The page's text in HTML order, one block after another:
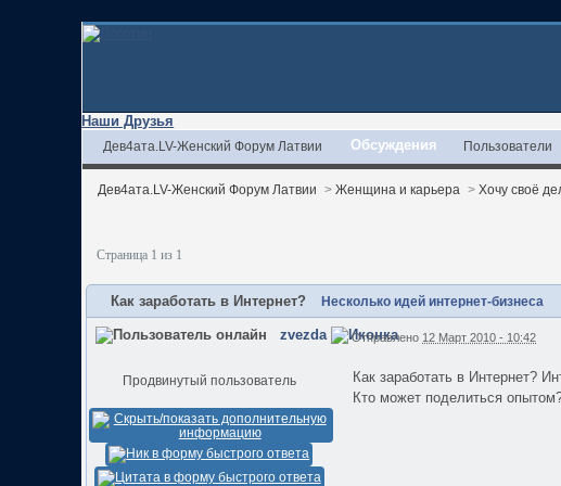
Наши Друзья
Дев4ата.LV-Женский Форум Латвии Обсуждения Пользователи
Дев4ата.LV-Женский Форум Латвии > Женщина и карьера > Хочу своё
Страница 1 из 1
Как заработать в Интернет? Несколько идей интернет-бизнеса
zvezda
Продвинутый пользователь
Отправлено 12 Март 2010 - 10:42
Как заработать в Интернет?
Кто может поделиться